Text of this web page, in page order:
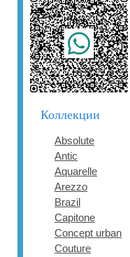
Коллекции
Absolute
Antic
Aquarelle
Arezzo
Brazil
Capitone
Concept urban
Couture